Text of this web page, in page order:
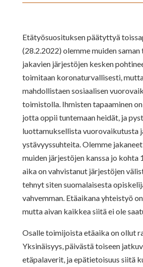
Etätyösuosituksen päätyttyä
(28.2.2022) olemme muiden
jakavien järjestöjen kesken
toimitaan koronaturvallisesti,
mahdollistaen sosiaalisen
toimistolla. Ihmisten tapaaminen
jotta oppii tuntemaan heidät, ja
luottamuksellista vuorovaikutusta
ystävyyssuhteita. Olemme
muiden järjestöjen kanssa jo kohta
aika on vahvistanut järjestöjen
tehnyt siten suomalaisesta
vahvemman. Etäaikana yhteistyö
mutta aivan kaikkea siitä ei ole
Osalle toimijoista etäaika on ollut
Yksinäisyys, päivästä toiseen
etäpalaverit, ja epätietoisuus siitä